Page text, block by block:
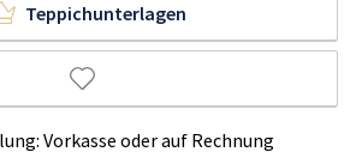
Teppichunterlagen
Vorkasse oder auf Rechnung